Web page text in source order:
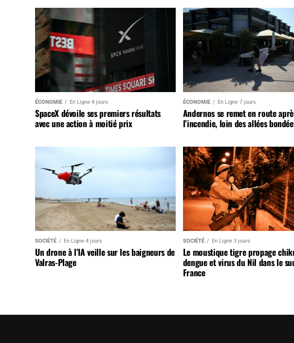
ÉCONOMIE En Ligne 4 jours
SpaceX dévoile ses premiers résultats
avec une action à moitié prix
ÉCONOMIE En Ligne 7 jours
Andernos se remet en route
l’incendie, loin des allées
SOCIÉTÉ En Ligne 4 jours
Un drone à l’IA veille sur les baigneurs de
Valras-Plage
SOCIÉTÉ En Ligne 3 jours
Le moustique tigre propage
dengue et virus du Nil dans le
France